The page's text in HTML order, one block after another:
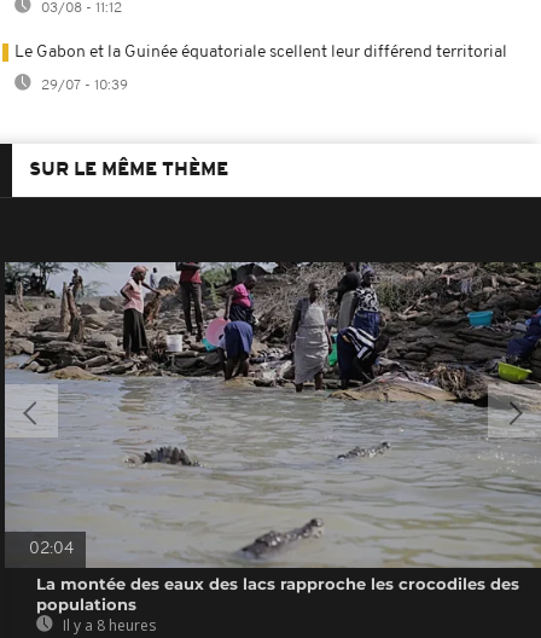
03/08 - 11:12
Le Gabon et la Guinée équatoriale scellent leur différend territorial
29/07 - 10:39
SUR LE MÊME THÈME
02:04
La montée des eaux des lacs rapproche les crocodiles des
populations
Il y a 8 heures